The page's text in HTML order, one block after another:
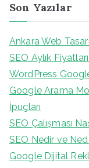
Son Yazılar
Ankara Web
SEO Aylık
WordPress
Google Arama
İpuçları
SEO Çalışması
SEO Nedir ve
Google Dijital